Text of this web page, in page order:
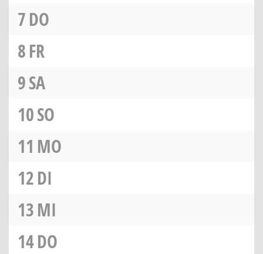
7DO
8FR
9SA
10SO
11 MO
12DI
13MI
14DO